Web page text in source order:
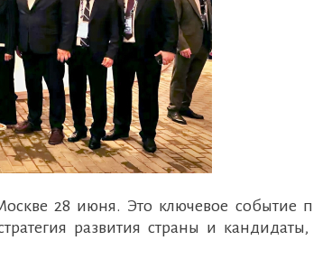
28 июня. Это ключевое событие
развития страны и